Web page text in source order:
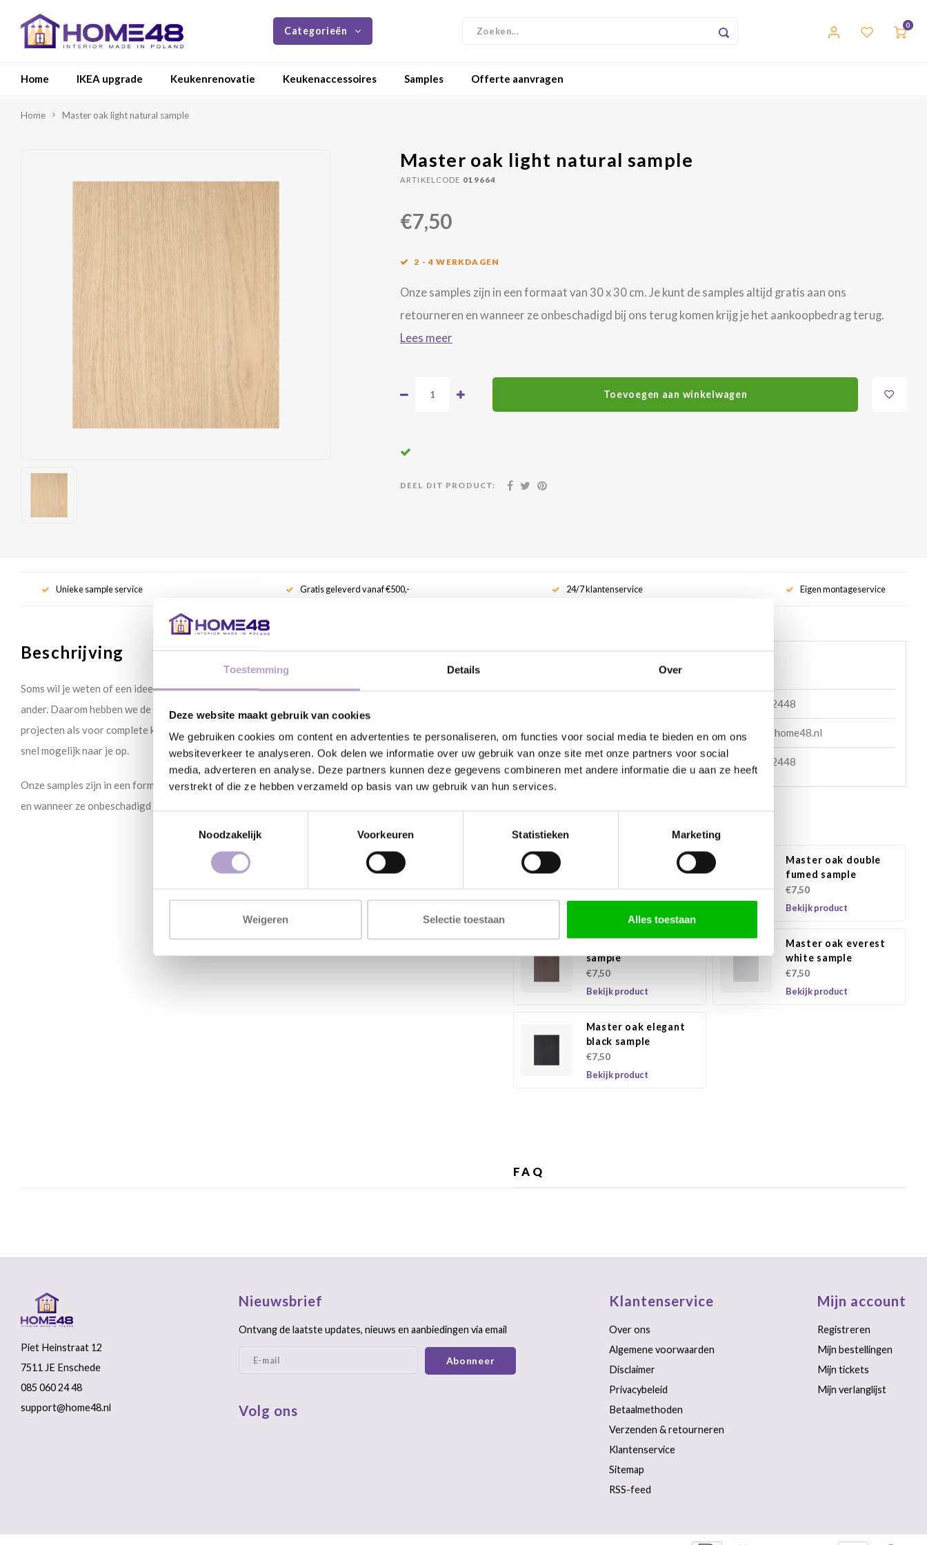
Toestemming Details Over
Deze website maakt gebruik van cookies
We gebruiken cookies om content en advertenties te personaliseren, om functies voor social media te bieden en om ons
websiteverkeer te analyseren. Ook delen we informatie over uw gebruik van onze site met onze partners voor social
media, adverteren en analyse. Deze partners kunnen deze gegevens combineren met andere informatie die u aan ze heeft
verstrekt of die ze hebben verzameld op basis van uw gebruik van hun services.
Noodzakelijk
Voorkeuren Statistieken Marketing
Weigeren Selectie toestaan Alles toestaan
Categorieën 0
Home IKEA upgrade Keukenrenovatie Keukenaccessoires Samples Offerte aanvragen
Home Master oak light natural sample
Master oak light natural sample
ARTIKELCODE 019664
€7,50
2 - 4 WERKDAGEN
Onze samples zijn in een formaat van 30 x 30 cm. Je kunt de samples altijd gratis aan ons
retourneren en wanneer ze onbeschadigd bij ons terug komen krijg je het aankoopbedrag terug.
Lees meer
Toevoegen aan winkelwagen
DEEL DIT PRODUCT:
Unieke sample service Gratis geleverd vanaf €500,- 24/7 klantenservice Eigen montageservice
Beschrijving
Soms wil je weten of een idee of kleuren ook écht werken in de praktijk. En dat snappen we als geen
ander. Daarom hebben we de sample service in het leven geroepen: voor zowel IKEA-, doe-het-zelf
projecten als voor complete keukenrenovaties. Kies één of meerdere samples uit en we sturen ze zo
snel mogelijk naar je op.
Onze samples zijn in een formaat van 30 x 30 cm. Je kunt de samples altijd gratis aan ons retourneren
en wanneer ze onbeschadigd bij ons terug komen krijg je het aankoopbedrag terug.
Kunnen wij helpen?
085 060 2448
Stuur ons een mail support@home48.nl
Stuur ons een bericht 085 060 2448
Master oak natural
€7,50
Master oak double
fumed sample
€7,50
Bekijk product
sample
€7,50
Bekijk product
Master oak everest
white sample
€7,50
Bekijk product
Master oak elegant
black sample
€7,50
Bekijk product
FAQ
Piet Heinstraat 12
7511 JE Enschede
085 060 24 48
support@home48.nl
Nieuwsbrief
Ontvang de laatste updates, nieuws en aanbiedingen via email
Abonneer
Volg ons
Klantenservice
Over ons
Algemene voorwaarden
Disclaimer
Privacybeleid
Betaalmethoden
Verzenden & retourneren
Klantenservice
Sitemap
RSS-feed
Mijn account
Registreren
Mijn bestellingen
Mijn tickets
Mijn verlanglijst